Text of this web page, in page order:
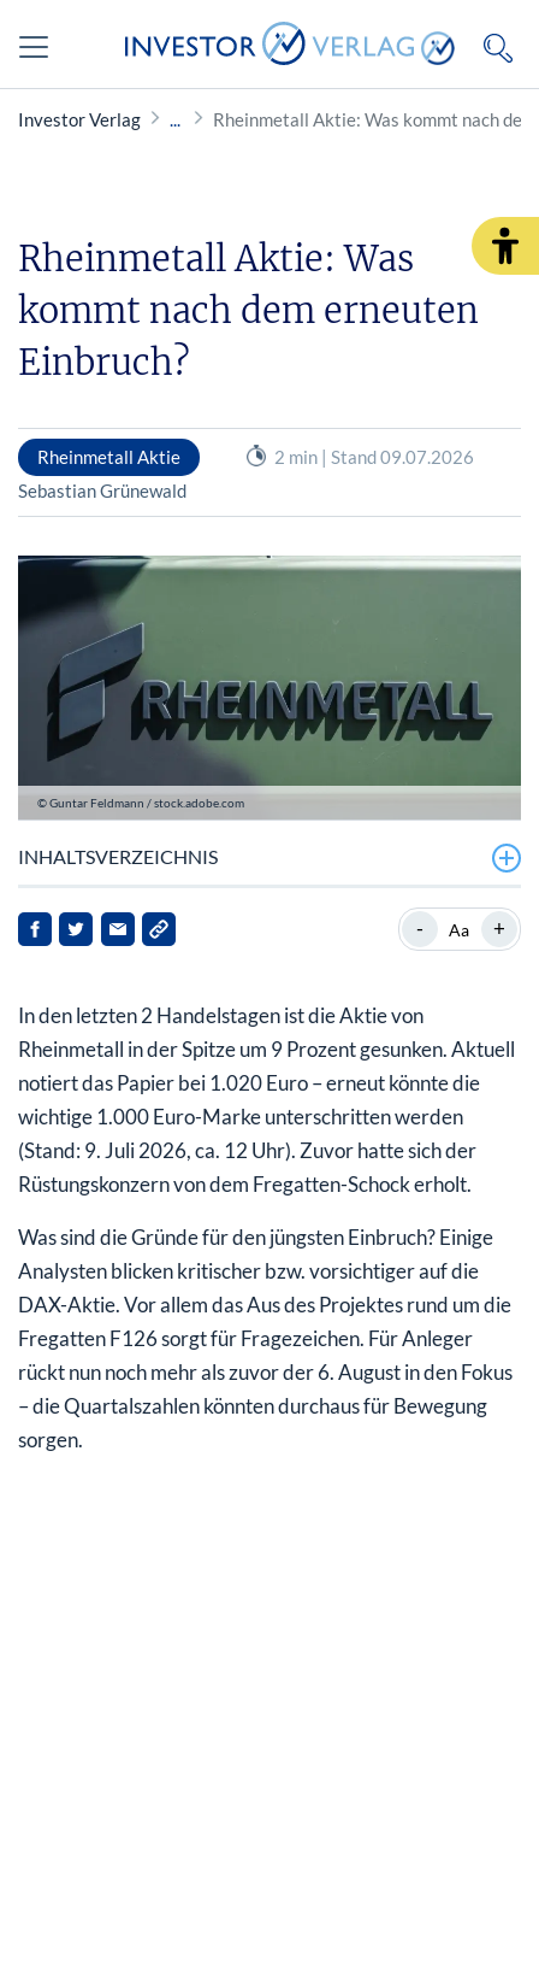
Investor Verlag Rheinmetall Aktie: Was kommt nach
Rheinmetall Aktie: Was
kommt nach dem erneuten
Einbruch?
Rheinmetall Aktie
2 min | Stand 09.07.2026
Sebastian Grünewald
© Guntar Feldmann / stock.adobe.com
INHALTSVERZEICHNIS
Neue Kursziele bei Rheinmetall
- Aa +
In den letzten 2 Handelstagen ist die Aktie von
Rheinmetall in der Spitze um 9 Prozent gesunken. Aktuell
notiert das Papier bei 1.020 Euro – erneut könnte die
wichtige 1.000 Euro-Marke unterschritten werden
(Stand: 9. Juli 2026, ca. 12 Uhr). Zuvor hatte sich der
Rüstungskonzern von dem Fregatten-Schock erholt.
Was sind die Gründe für den jüngsten Einbruch? Einige
Analysten blicken kritischer bzw. vorsichtiger auf die
DAX-Aktie. Vor allem das Aus des Projektes rund um die
Fregatten F126 sorgt für Fragezeichen. Für Anleger
rückt nun noch mehr als zuvor der 6. August in den Fokus
– die Quartalszahlen könnten durchaus für Bewegung
sorgen.